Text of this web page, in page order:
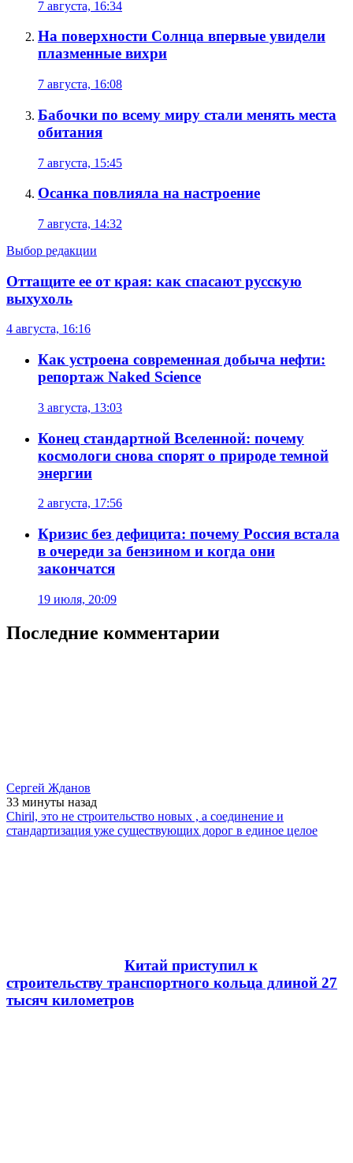
7 августа, 16:34
На поверхности Солнца впервые увидели
плазменные вихри
7 августа, 16:08
Бабочки по всему миру стали менять места
обитания
7 августа, 15:45
Осанка повлияла на настроение
7 августа, 14:32
Выбор редакции
Оттащите ее от края: как спасают русскую
выхухоль
4 августа, 16:16
Как устроена современная добыча нефти:
репортаж Naked Science
3 августа, 13:03
Конец стандартной Вселенной: почему
космологи снова спорят о природе темной
энергии
2 августа, 17:56
Кризис без дефицита: почему Россия встала
в очереди за бензином и когда они
закончатся
19 июля, 20:09
Последние комментарии
Сергей Жданов
33 минуты назад
Chiril, это не строительство новых , а соединение и
стандартизация уже существующих дорог в единое целое
Китай приступил к
строительству транспортного кольца длиной 27
тысяч километров